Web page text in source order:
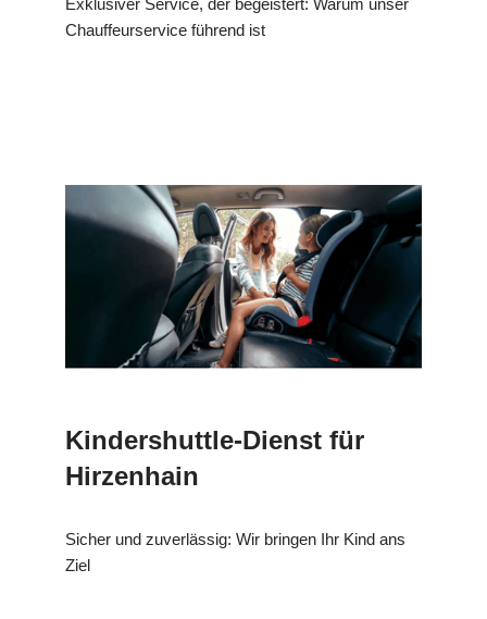
Exklusiver Service, der begeistert: Warum unser
Chauffeurservice führend ist
Kindershuttle-Dienst für
Hirzenhain
Sicher und zuverlässig: Wir bringen Ihr Kind ans
Ziel